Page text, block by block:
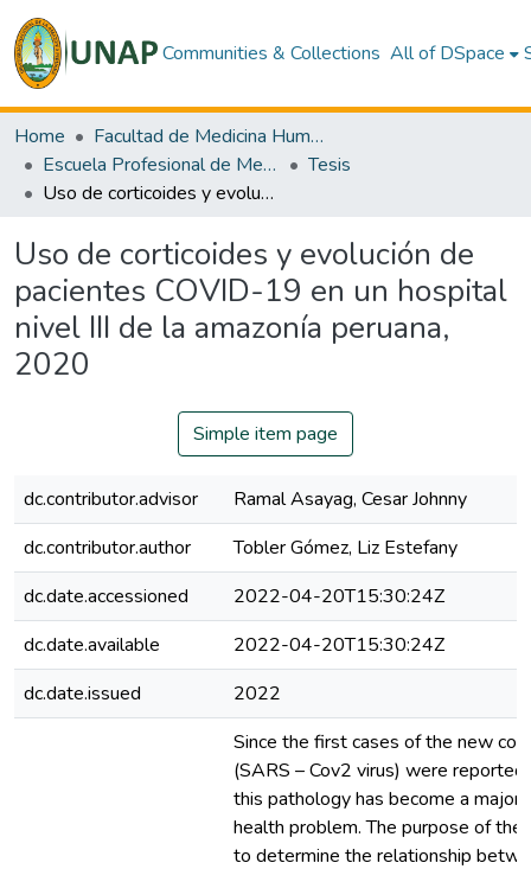
Communities & Collections All of DSpace
Home
Facultad de Medicina Humana
Escuela Profesional de Medicina Humana
Tesis
Uso de corticoides y evolución de pacientes COVID-19 en un hospital nivel III de la amazonía peruana, 2020
Uso de corticoides y evolución de
pacientes COVID-19 en un hospital
nivel III de la amazonía peruana,
2020
Simple item page
dc.contributor.advisor
Ramal Asayag, Cesar Johnny
dc.contributor.author
Tobler Gómez, Liz Estefany
dc.date.accessioned
2022-04-20T15:30:24Z
dc.date.available
2022-04-20T15:30:24Z
dc.date.issued
2022
Since the first cases of the new
(SARS – Cov2 virus) were
this pathology has become a major
health problem. The purpose of the
to determine the relationship